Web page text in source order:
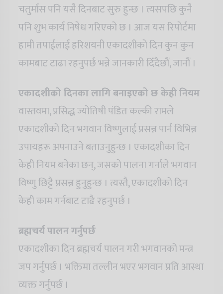
चतुर्मास पनि यसै दिनबाट सुरु हुन्छ । त्यसपछि कुनै
पनि शुभ कार्य निषेध गरिएको छ । आज यस रिपोर्टमा
हामी तपाईलाई हरिशयनी एकादशीको दिन कुन कुन
कामबाट टाढा रहनुपर्छ भन्ने जानकारी दिँदैछौं, जानौं ।
एकादशीको दिनका लागि बनाइएको छ केही नियम
वास्तवमा, प्रसिद्ध ज्योतिषी पंडित कल्की रामले
एकादशीको दिन भगवान विष्णुलाई प्रसन्न पार्न विभिन्न
उपायहरू अपनाउने बताउनुहुन्छ । एकादशीका दिन
केही नियम बनेका छन्, जसको पालना गर्नाले भगवान
विष्णु छिट्टै प्रसन्न हुनुहुन्छ । त्यस्तै, एकादशीको दिन
केही काम गर्नबाट टाढै रहनुपर्छ ।
ब्रह्मचर्य पालन गर्नुपर्छ
एकादशीका दिन ब्रह्मचर्य पालन गरी भगवानको मन्त्र
जप गर्नुपर्छ । भक्तिमा तल्लीन भएर भगवान प्रति आस्था
व्यक्त गर्नुपर्छ ।